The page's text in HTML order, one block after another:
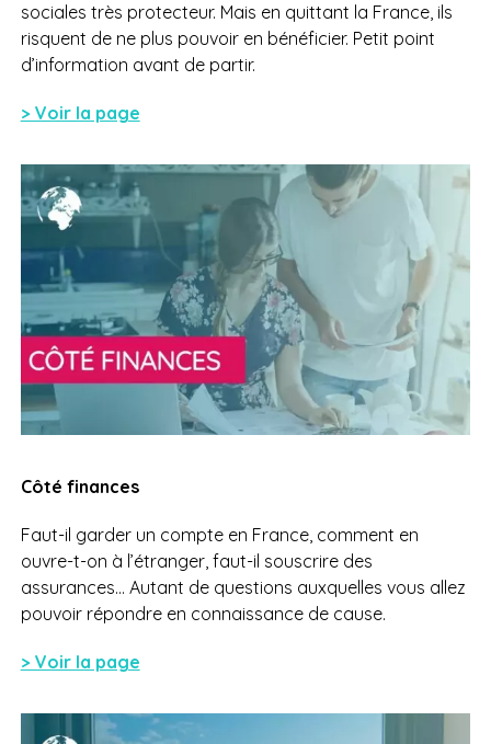
sociales très protecteur. Mais en quittant la France, ils
risquent de ne plus pouvoir en bénéficier. Petit point
d’information avant de partir.
> Voir la page
Côté finances
Faut-il garder un compte en France, comment en
ouvre-t-on à l’étranger, faut-il souscrire des
assurances… Autant de questions auxquelles vous allez
pouvoir répondre en connaissance de cause.
> Voir la page